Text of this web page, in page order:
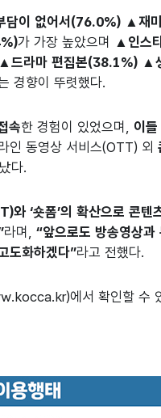
담이 없어서(76.0%) ▲재
가 가장 높았으며 ▲인스
드라마 편집본(38.1%)
경향이 뚜렷했다.
속한 경험이 있었으며, 이
인 동영상 서비스(OTT) 외
다.
와 ‘숏폼’의 확산으로 콘
라며,“앞으로도 방송영상
도화하겠다”라고 전했다.
에서 확인할 수